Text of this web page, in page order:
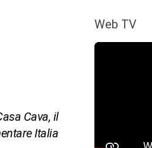
Cava, il
Italia
Web TV